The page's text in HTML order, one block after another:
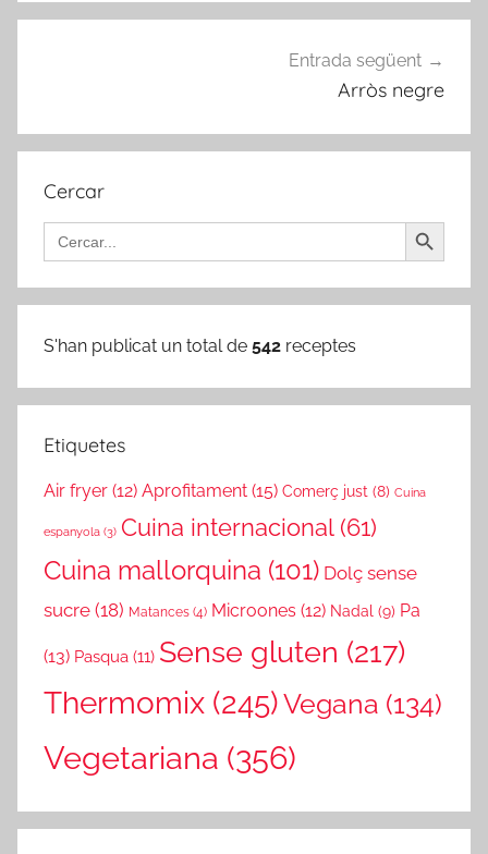
Entrada següent
Arròs negre
Cercar
Search
for:
Search Button
S'han publicat un total de 542 receptes
Etiquetes
Air fryer (12) Aprofitament (15) Comerç just (8) Cuina
espanyola (3) Cuina internacional(61)
Cuina mallorquina (101) Dolç sense
sucre (18) Matances (4) Microones (12) Nadal (9) Pa
(13) Pasqua (11) Sense gluten (217)
Thermomix (245)Vegana (134)
Vegetariana (356)